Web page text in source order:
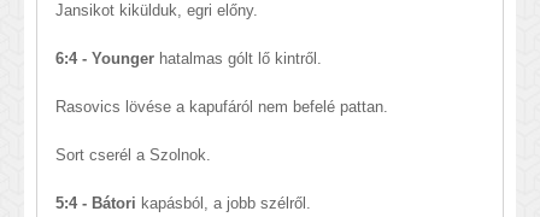
Jansikot kikülduk, egri előny.
6:4 - Younger hatalmas gólt lő kintről.
Rasovics lövése a kapufáról nem befelé pattan.
Sort cserél a Szolnok.
5:4 - Bátori kapásból, a jobb szélről.